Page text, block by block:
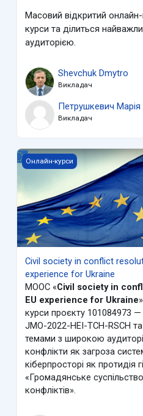
Масовий відкритий
курси та ділиться
аудиторією.
Shevchuk Dmytro
Викладач
Петрушкевич Марія
Викладач
Civil society in conflict
Онлайн-курси
Civil society in conflict
experience for Ukraine
MOOC «Civil society in
EU experience for Ukraine
курси проєкту 101084973 —
JMO-2022-HEI-TCH-RSCH
темами з широкою
конфлікти як загроза
кіберпросторі як протидія
«Громадянське
конфліктів».